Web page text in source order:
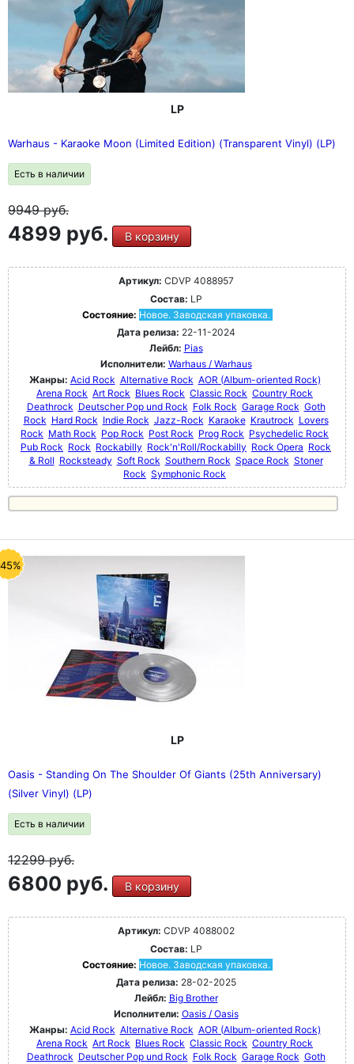
LP
Warhaus - Karaoke Moon (Limited Edition) (Transparent Vinyl) (LP)
Есть в наличии
9949руб.
4899 руб. В корзину
Артикул: CDVP 4088957
Состав: LP
Состояние: Новое. Заводская упаковка.
Дата релиза: 22-11-2024
Лейбл: Pias
Исполнители: Warhaus / Warhaus
Жанры: Acid Rock Alternative Rock AOR (Album-oriented Rock)
Arena Rock Art Rock Blues Rock Classic Rock Country Rock
Deathrock Deutscher Pop und Rock Folk Rock Garage Rock Goth
Rock Hard Rock Indie Rock Jazz-Rock Karaoke Krautrock Lovers
Rock Math Rock Pop Rock Post Rock Prog Rock Psychedelic Rock
Pub Rock Rock Rockabilly Rock'n'Roll/Rockabilly Rock Opera Rock
& Roll Rocksteady Soft Rock Southern Rock Space Rock Stoner
Rock Symphonic Rock
LP
Oasis - Standing On The Shoulder Of Giants (25th Anniversary)
(Silver Vinyl) (LP)
Есть в наличии
12299руб.
6800 руб. В корзину
Артикул: CDVP 4088002
Состав: LP
Состояние: Новое. Заводская упаковка.
Дата релиза: 28-02-2025
Лейбл: Big Brother
Исполнители: Oasis / Oasis
Жанры: Acid Rock Alternative Rock AOR (Album-oriented Rock)
Arena Rock Art Rock Blues Rock Classic Rock Country Rock
Deathrock Deutscher Pop und Rock Folk Rock Garage Rock Goth